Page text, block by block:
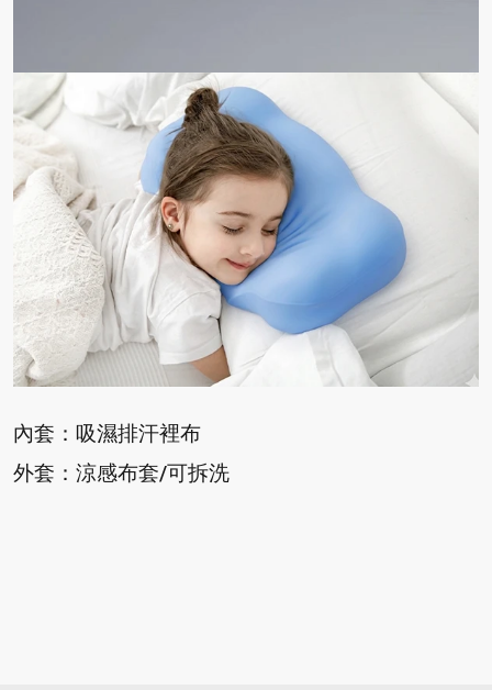
內套：吸濕排汗裡布
外套：涼感布套/可拆洗